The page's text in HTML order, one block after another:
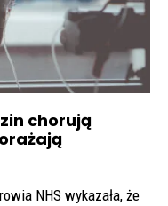
chorują
NHS wykazała, że